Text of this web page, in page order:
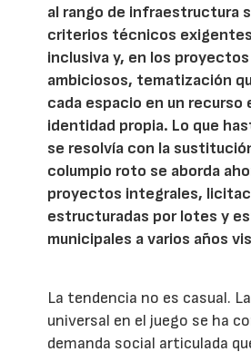
al rango de infraestructura
criterios técnicos
inclusiva y, en los proyectos
ambiciosos, tematización
cada espacio en un recurso
identidad propia. Lo que
se resolvía con la
columpio roto se aborda
proyectos integrales,
estructuradas por lotes y
municipales a varios años
La tendencia no es casual.
universal en el juego se ha
demanda social articulada